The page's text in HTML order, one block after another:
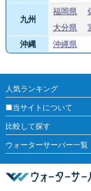
九州
福岡県
大分県
沖縄
沖縄県
人気ランキング
■当サイトについて
比較して探す
ウォーターサーバー一覧